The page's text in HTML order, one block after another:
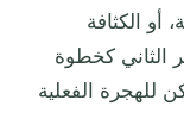
أو الكثافة
الثاني كخطوة
للهجرة الفعلية